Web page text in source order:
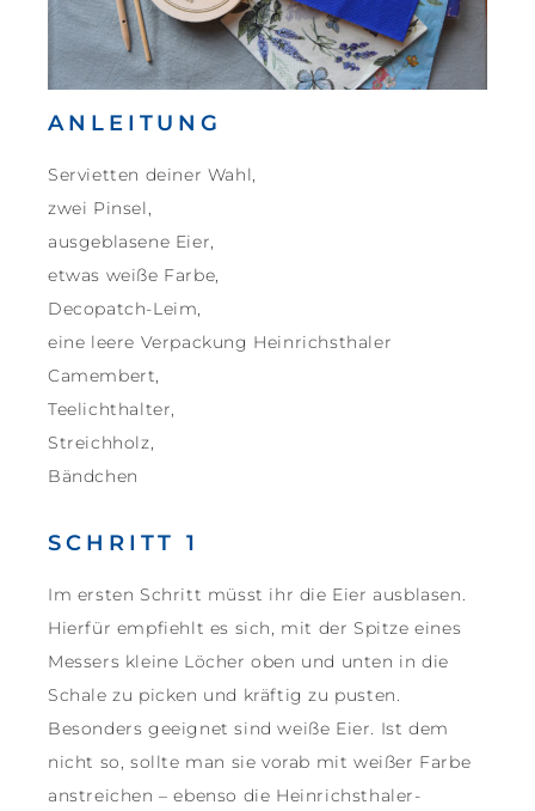
ANLEITUNG
Servietten deiner Wahl,
zwei Pinsel,
ausgeblasene Eier,
etwas weiße Farbe,
Decopatch-Leim,
eine leere Verpackung Heinrichsthaler
Camembert,
Teelichthalter,
Streichholz,
Bändchen
SCHRITT 1
Im ersten Schritt müsst ihr die Eier ausblasen.
Hierfür empfiehlt es sich, mit der Spitze eines
Messers kleine Löcher oben und unten in die
Schale zu picken und kräftig zu pusten.
Besonders geeignet sind weiße Eier. Ist dem
nicht so, sollte man sie vorab mit weißer Farbe
anstreichen – ebenso die Heinrichsthaler-